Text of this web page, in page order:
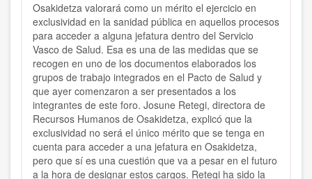
Osakidetza valorará como un mérito el ejercicio en
exclusividad en la sanidad pública en aquellos procesos
para acceder a alguna jefatura dentro del Servicio
Vasco de Salud. Esa es una de las medidas que se
recogen en uno de los documentos elaborados los
grupos de trabajo integrados en el Pacto de Salud y
que ayer comenzaron a ser presentados a los
integrantes de este foro. Josune Retegi, directora de
Recursos Humanos de Osakidetza, explicó que la
exclusividad no será el único mérito que se tenga en
cuenta para acceder a una jefatura en Osakidetza,
pero que sí es una cuestión que va a pesar en el futuro
a la hora de designar estos cargos. Retegi ha sido la